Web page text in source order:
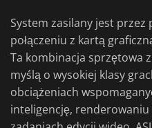
System zasilany jest przez
połączeniu z kartą
Ta kombinacja sprzętowa
myślą o wysokiej klasy
obciążeniach
inteligencję, renderowaniu